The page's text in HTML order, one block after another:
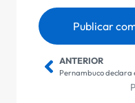
ANTERIOR